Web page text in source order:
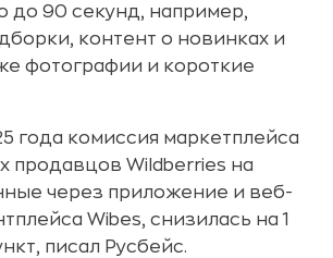
до 90 секунд, например,
контент о новинках и
фотографии и короткие
года комиссия маркетплейса
продавцов Wildberries на
через приложение и веб-
Wibes, снизилась на 1
писал Русбейс.